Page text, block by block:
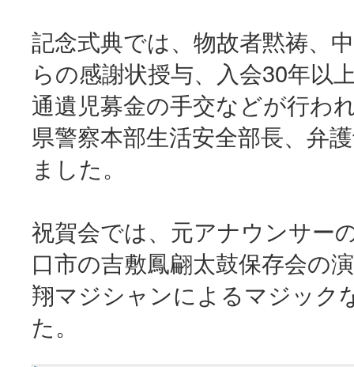
記念式典では、物故者黙祷、
らの感謝状授与、入会30年以
通遺児募金の手交などが行わ
県警察本部生活安全部長、弁
ました。
祝賀会では、元アナウンサー
口市の吉敷鳳翩太鼓保存会の
翔マジシャンによるマジック
た。